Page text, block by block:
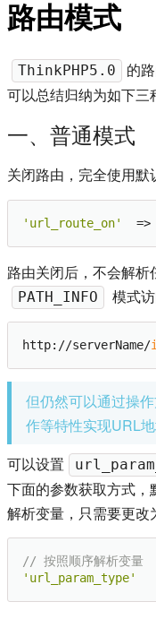
路由模式
ThinkPHP5.0
的
可以总结归纳为如下三
一、普通模式
关闭路由，完全使用默
'url_route_on'
路由关闭后，不会解
PATH_INFO 模式
http://serverName/
但仍然可以通过操
作等特性实现URL地
可以设置
下面的参数获取方式
解析变量，只需要更改
// 按照顺序解析变量
'url_param_type'